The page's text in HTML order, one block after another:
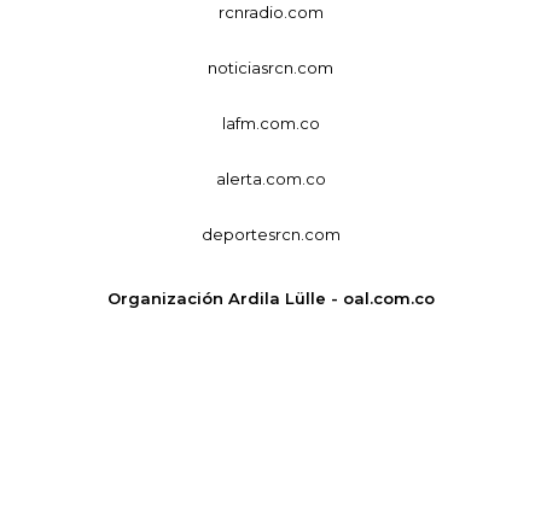
rcnradio.com
noticiasrcn.com
lafm.com.co
alerta.com.co
deportesrcn.com
Organización Ardila Lülle - oal.com.co